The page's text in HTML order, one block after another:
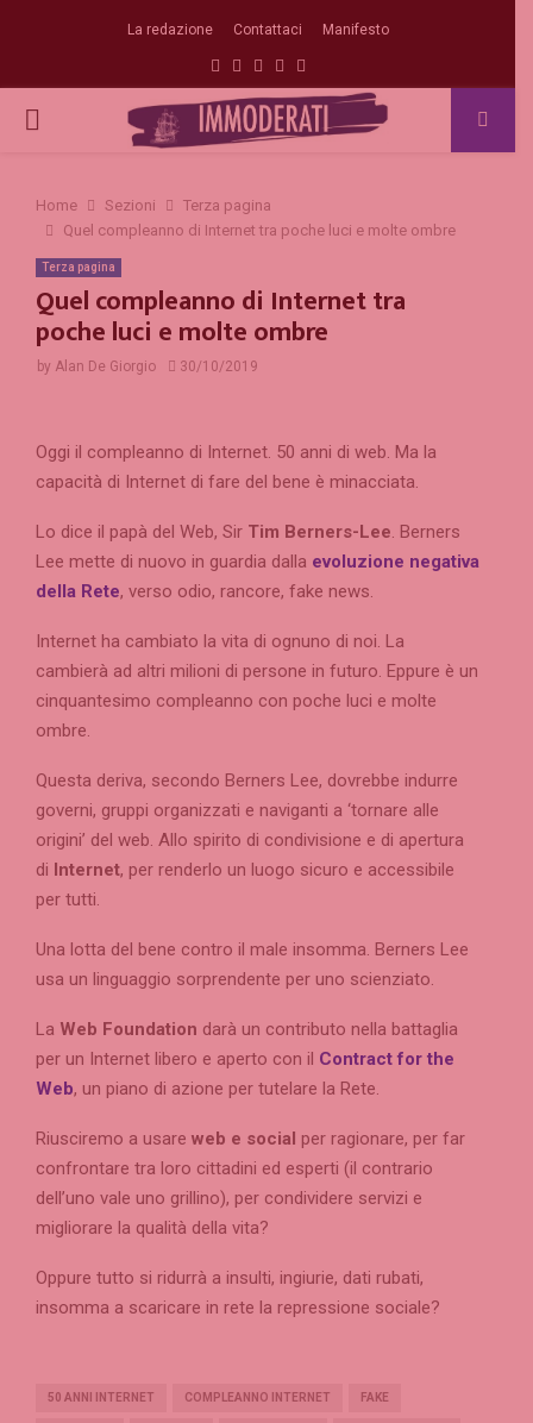
La redazione Contattaci Manifesto
Facebook
TwitterInstagram
Linkedin
Email
PRIMARY
Home Sezioni
Terza pagina
Quel compleanno di Internet tra poche luci e molte ombre
Terza pagina
Quel compleanno di Internet tra
poche luci e molte ombre
by Alan De Giorgio 30/10/2019
Oggi il compleanno di Internet. 50 anni di web. Ma la
capacità di Internet di fare del bene è minacciata.
Lo dice il papà del Web, Sir Tim Berners-Lee . Berners
Lee mette di nuovo in guardia dalla evoluzione negativa
della Rete, verso odio, rancore, fake news.
Internet ha cambiato la vita di ognuno di noi. La
cambierà ad altri milioni di persone in futuro. Eppure è un
cinquantesimo compleanno con poche luci e molte
ombre.
Questa deriva, secondo Berners Lee, dovrebbe indurre
governi, gruppi organizzati e naviganti a ‘tornare alle
origini’ del web. Allo spirito di condivisione e di apertura
di Internet, per renderlo un luogo sicuro e accessibile
per tutti.
Una lotta del bene contro il male insomma. Berners Lee
usa un linguaggio sorprendente per uno scienziato.
La Web Foundation darà un contributo nella battaglia
per un Internet libero e aperto con il Contract for the
Web, un piano di azione per tutelare la Rete.
Riusciremo a usare web e social per ragionare, per far
confrontare tra loro cittadini ed esperti (il contrario
dell’uno vale uno grillino), per condividere servizi e
migliorare la qualità della vita?
Oppure tutto si ridurrà a insulti, ingiurie, dati rubati,
insomma a scaricare in rete la repressione sociale?
50 ANNI INTERNET COMPLEANNO INTERNET FAKE